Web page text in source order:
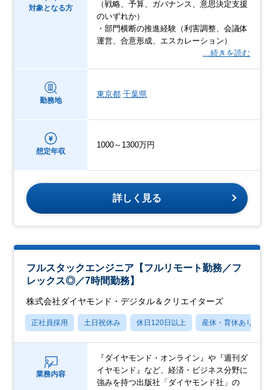
対象となる方
（戦略、予算、ガバナンス、意思決定支援
のいずれか）
・部門横断の推進経験（利害調整、会議体
運営、合意形成、エスカレーション）
…続きを読む
勤務地
東京都 千葉県
想定年収
1000～1300万円
詳しく見る
フルスタックエンジニア【フルリモート勤務／フ
レックス◎／7時間勤務】
株式会社ダイヤモンド・デジタル＆クリエイターズ
正社員採用 土日祝休み 休日120日以上 産休・育休あり
業務内容
『ダイヤモンド・オンライン』や『週刊ダ
イヤモンド』など、経済・ビジネス分野に
強みを持つ出版社「ダイヤモンド社」の